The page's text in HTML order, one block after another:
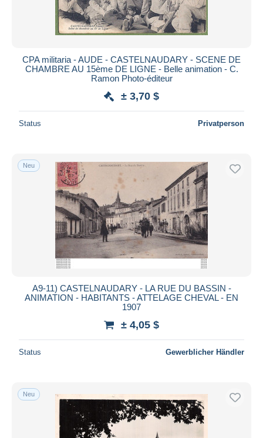
CPA militaria - AUDE - CASTELNAUDARY - SCENE DE
CHAMBRE AU 15ème DE LIGNE - Belle animation - C.
Ramon Photo-éditeur
± 3,70 $
Status Privatperson
Neu
A9-11) CASTELNAUDARY - LA RUE DU BASSIN -
ANIMATION - HABITANTS - ATTELAGE CHEVAL - EN
1907
± 4,05 $
Status Gewerblicher Händler
Neu